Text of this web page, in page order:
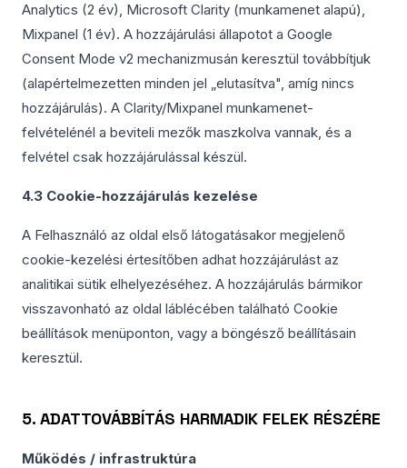
Analytics (2 év), Microsoft Clarity (munkamenet alapú),
Mixpanel (1 év). A hozzájárulási állapotot a Google
Consent Mode v2 mechanizmusán keresztül továbbítjuk
(alapértelmezetten minden jel „elutasítva", amíg nincs
hozzájárulás). A Clarity/Mixpanel munkamenet-
felvételénél a beviteli mezők maszkolva vannak, és a
felvétel csak hozzájárulással készül.
4.3 Cookie-hozzájárulás kezelése
A Felhasználó az oldal első látogatásakor megjelenő
cookie-kezelési értesítőben adhat hozzájárulást az
analitikai sütik elhelyezéséhez. A hozzájárulás bármikor
visszavonható az oldal láblécében található Cookie
beállítások menüponton, vagy a böngésző beállításain
keresztül.
5. ADATTOVÁBBÍTÁS HARMADIK FELEK RÉSZÉRE
Működés / infrastruktúra